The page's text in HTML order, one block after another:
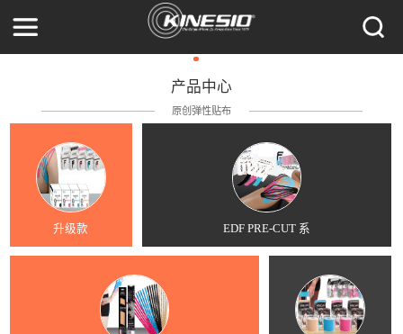
产品中心
原创弹性贴布
升级款 EDF PRE-CUT 系